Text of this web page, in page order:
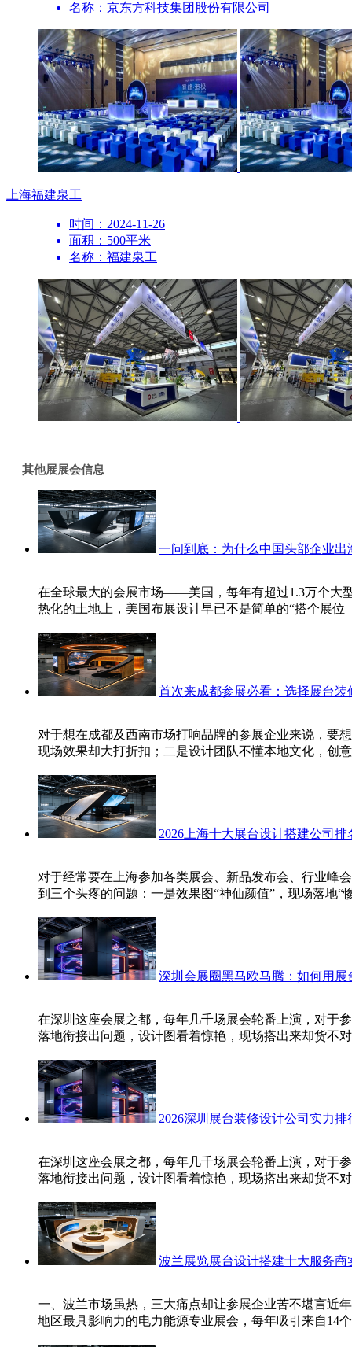
名称：京东方科技集团股份有限公司
上海福建泉工
时间：2024-11-26
面积：500平米
名称：福建泉工
其他展展会信息
一问到底：为什么中国头部企业
在全球最大的会展市场——美国，每年有超过1.3万个大
热化的土地上，美国布展设计早已不是简单的“搭个展位
首次来成都参展必看：选择展台
对于想在成都及西南市场打响品牌的参展企业来说，要
现场效果却大打折扣；二是设计团队不懂本地文化，创
2026上海十大展台设计搭建公司
对于经常要在上海参加各类展会、新品发布会、行业峰
到三个头疼的问题：一是效果图“神仙颜值”，现场落地“
深圳会展圈黑马欧马腾：如何用
在深圳这座会展之都，每年几千场展会轮番上演，对于
落地衔接出问题，设计图看着惊艳，现场搭出来却货不
2026深圳展台装修设计公司实力
在深圳这座会展之都，每年几千场展会轮番上演，对于
落地衔接出问题，设计图看着惊艳，现场搭出来却货不
波兰展览展台设计搭建十大服务
一、波兰市场虽热，三大痛点却让参展企业苦不堪言近
地区最具影响力的电力能源专业展会，每年吸引来自14